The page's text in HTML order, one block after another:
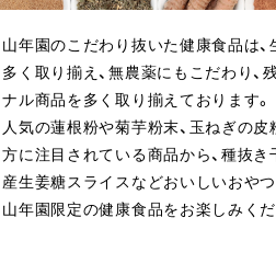
山年園のこだわり抜いた健康食品は、
多く取り揃え、無農薬にもこだわり、
ナル商品を多く取り揃えております。
人気の蓮根粉や菊芋粉末、玉ねぎの
方に注目されている商品から、種抜き
産生姜糖スライスなどおいしいおや
山年園限定の健康食品をお楽しみくだ